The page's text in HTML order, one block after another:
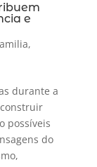
e
,
durante a
possíveis
do